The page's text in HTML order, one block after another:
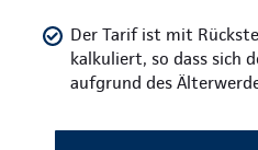
Der Tarif ist mit
kalkuliert, so dass sich
aufgrund des